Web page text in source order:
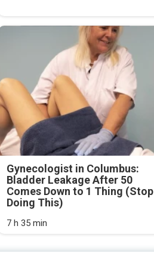
Gynecologist in Columbus:
Bladder Leakage After 50
Comes Down to 1 Thing (Stop
Doing This)
7 h 35 min